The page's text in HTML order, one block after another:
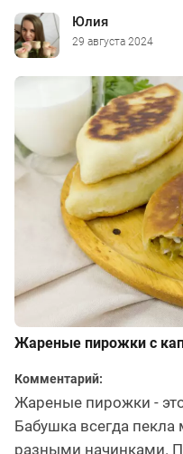
Юлия
29 августа 2024
Жареные пирожки с
Комментарий:
Жареные пирожки -
Бабушка всегда
разными начинками.